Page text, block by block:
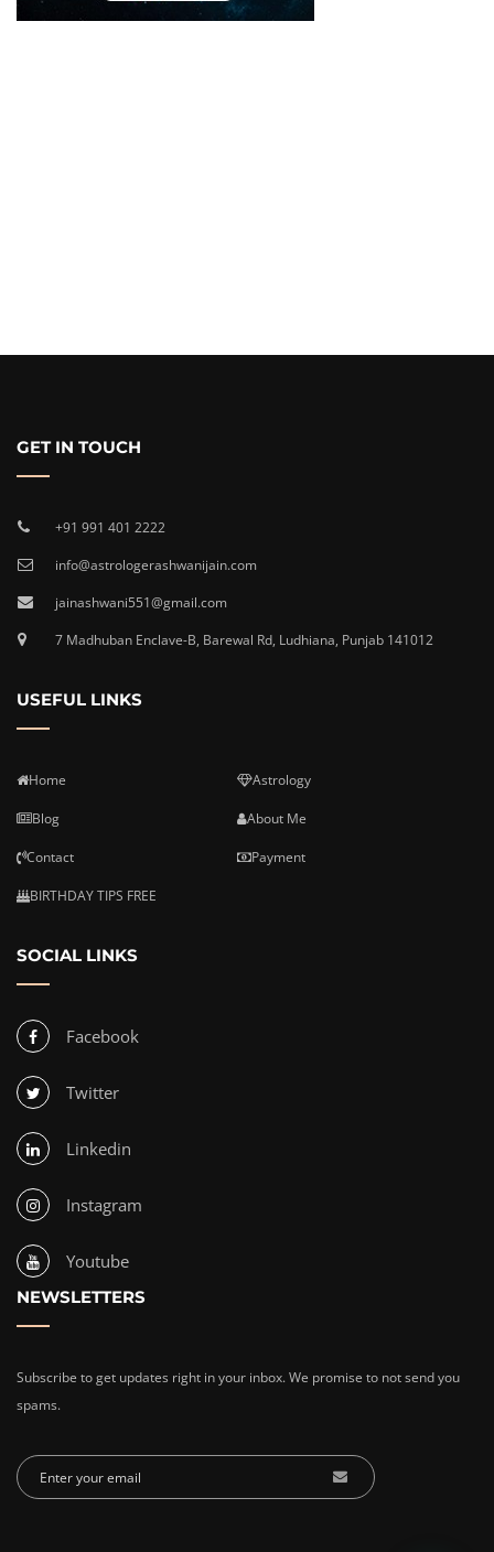
GET IN TOUCH
+91 991 401 2222
info@astrologerashwanijain.com
jainashwani551@gmail.com
7 Madhuban Enclave-B, Barewal Rd, Ludhiana, Punjab 141012
USEFUL LINKS
Home Astrology
Blog About Me
Contact Payment
BIRTHDAY TIPS FREE
SOCIAL LINKS
Facebook
Twitter
Linkedin
Instagram
Youtube
NEWSLETTERS
Subscribe to get updates right in your inbox. We promise to not send you
spams.